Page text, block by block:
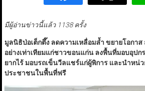
มีผู้อ่านข่าวนี้แล้ว 1138 ครั้ง
มูลนิธิป่อเต็กตึ๊ง ลดความเหลื่อมล้ำ ขยายโอกา
อย่างเท่าเทียมแก่ชาวขอนแก่น ลงพื้นที่มอบอุป
ยากไร้ มอบรถเข็นวีลแชร์แก่ผู้พิการ และนำหน่
ประชาชนในพื้นที่ฟรี